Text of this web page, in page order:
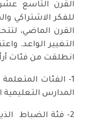
القرن التاسع عشر
للفكر الاشتراكي
القرن الماضي،
التغيير الواعد.
انطلقت من فئات
1- الفئات
المدارس التعليمية
2- فئة الضباط